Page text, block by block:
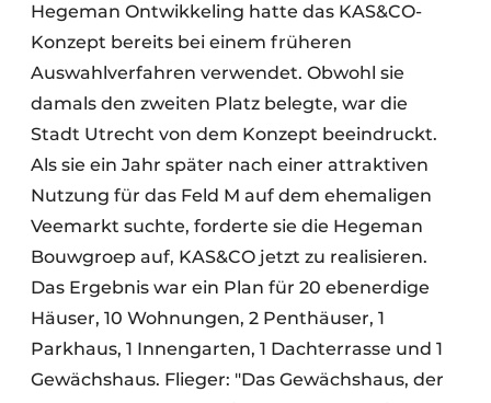
Hegeman Ontwikkeling hatte das KAS&CO-
Konzept bereits bei einem früheren
Auswahlverfahren verwendet. Obwohl sie
damals den zweiten Platz belegte, war die
Stadt Utrecht von dem Konzept beeindruckt.
Als sie ein Jahr später nach einer attraktiven
Nutzung für das Feld M auf dem ehemaligen
Veemarkt suchte, forderte sie die Hegeman
Bouwgroep auf, KAS&CO jetzt zu realisieren.
Das Ergebnis war ein Plan für 20 ebenerdige
Häuser, 10 Wohnungen, 2 Penthäuser, 1
Parkhaus, 1 Innengarten, 1 Dachterrasse und 1
Gewächshaus. Flieger: "Das Gewächshaus, der